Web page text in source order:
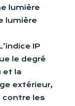
lumière
lumière
IP
le degré
et la
extérieur,
contre les